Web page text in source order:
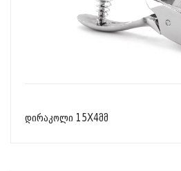
დირაკოლი 15X4მმ